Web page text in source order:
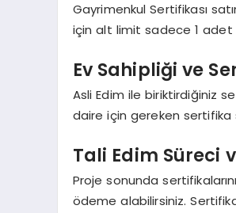
Gayrimenkul Sertifikası
için alt limit sadece 1 adet
Ev Sahipliği ve
Asli Edim ile biriktirdiğiniz
daire için gereken sertifika
Tali Edim Süreci
Proje sonunda
ödeme alabilirsiniz.